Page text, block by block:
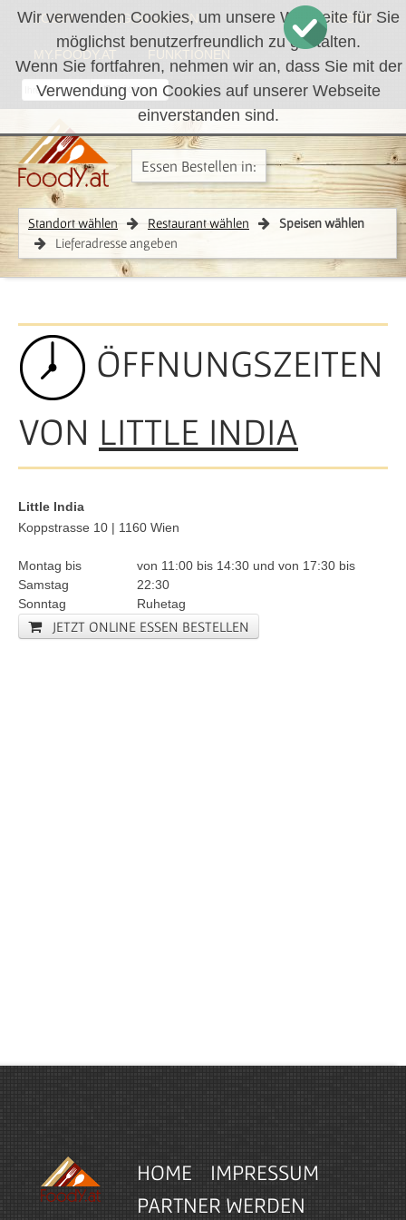
Wir verwenden Cookies, um unsere Webseite für Sie
möglichst benutzerfreundlich zu gestalten.
Wenn Sie fortfahren, nehmen wir an, dass Sie mit der
Verwendung von Cookies auf unserer Webseite
einverstanden sind.
LOGIN REGISTRIEREN WARENKORB
MY.FOODY.AT FUNKTIONEN
RÜCKRUF
Standort wählen Restaurant wählen
Speisen wählen
Lieferadresse angeben
Essen Bestellen in:
ÖFFNUNGSZEITEN
VON LITTLE INDIA
Little India
Koppstrasse 10 | 1160 Wien
Montag bis
Samstag
von 11:00 bis 14:30 und von 17:30 bis
22:30
Sonntag
Ruhetag
JETZT ONLINE ESSEN BESTELLEN
HOME
IMPRESSUM
PARTNER WERDEN